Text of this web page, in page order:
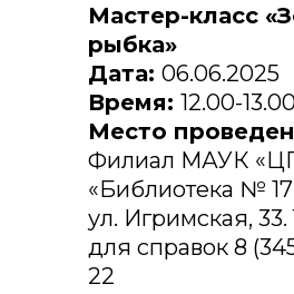
Мастер-класс
рыбка»
Дата: 06.06.2025
Время: 12.00-
Место
Филиал МАУК
«Библиотека №
ул. Игримская,
для справок 8
22